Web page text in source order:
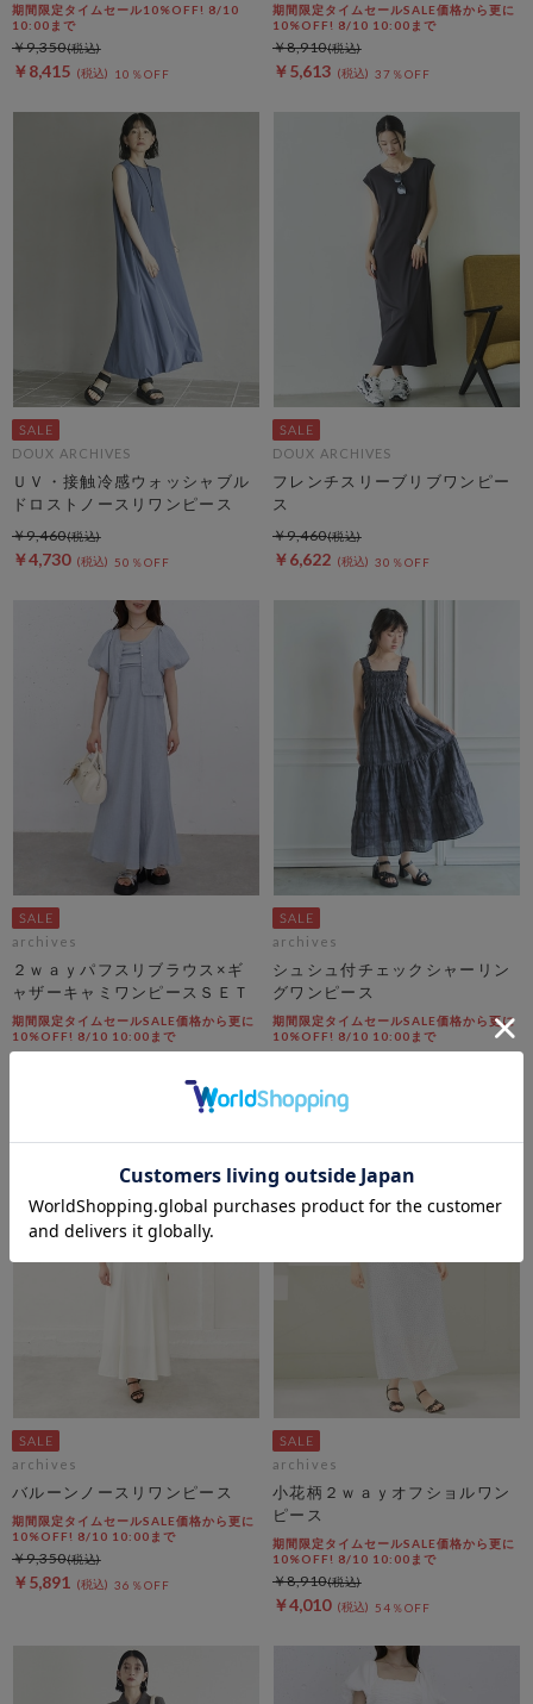
期間限定タイムセール10%OFF! 8/10
10:00まで
￥8,415 10％OFF
￥9,350
期間限定タイムセールSALE価格から更に
10%OFF! 8/10 10:00まで
￥5,613 37％OFF
￥8,910
DOUX ARCHIVES
ＵＶ・接触冷感ウォッシャブル
ドロストノースリワンピース
￥4,730 50％OFF
￥9,460
DOUX ARCHIVES
フレンチスリーブリブワンピー
ス
￥6,622 30％OFF
￥9,460
archives
２ｗａｙパフスリブラウス×ギ
ャザーキャミワンピースＳＥＴ
期間限定タイムセールSALE価格から更に
10%OFF! 8/10 10:00まで
￥12,100
archives
シュシュ付チェックシャーリン
グワンピース
期間限定タイムセールSALE価格から更に
10%OFF! 8/10 10:00まで
archives
バルーンノースリワンピース
期間限定タイムセールSALE価格から更に
10%OFF! 8/10 10:00まで
￥5,891 36％OFF
￥9,350
archives
小花柄２ｗａｙオフショルワン
ピース
期間限定タイムセールSALE価格から更に
10%OFF! 8/10 10:00まで
￥4,010 54％OFF
￥8,910